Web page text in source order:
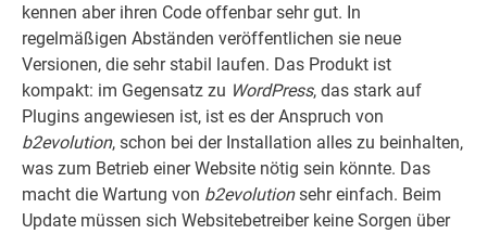
kennen aber ihren Code offenbar sehr gut. In
regelmäßigen Abständen veröffentlichen sie neue
Versionen, die sehr stabil laufen. Das Produkt ist
kompakt: im Gegensatz zu WordPress, das stark auf
Plugins angewiesen ist, ist es der Anspruch von
b2evolution, schon bei der Installation alles zu beinhalten,
was zum Betrieb einer Website nötig sein könnte. Das
macht die Wartung von b2evolutionsehr einfach. Beim
Update müssen sich Websitebetreiber keine Sorgen über